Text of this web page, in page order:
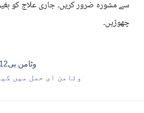
سے مشورہ ضرور کریں۔ جاری علاج کو
چھوڑیں۔
وٹامن بی12 آنکھوں کے لئے
وٹامن ای حمل میں